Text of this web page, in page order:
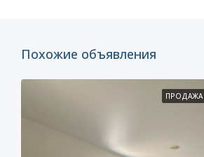
Похожие объявления
ПРОДАЖА